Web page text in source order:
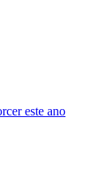
este ano